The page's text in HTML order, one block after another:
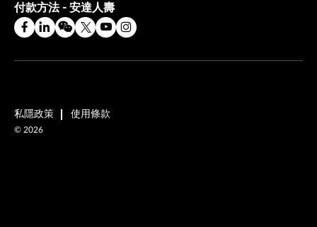
付款方法 - 安達人壽
私隱政策 使用條款
© 2026